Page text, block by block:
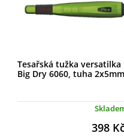
Tesařská tužka versatilka
Big Dry 6060, tuha
398